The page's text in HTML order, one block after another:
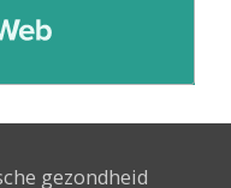
gezondheid